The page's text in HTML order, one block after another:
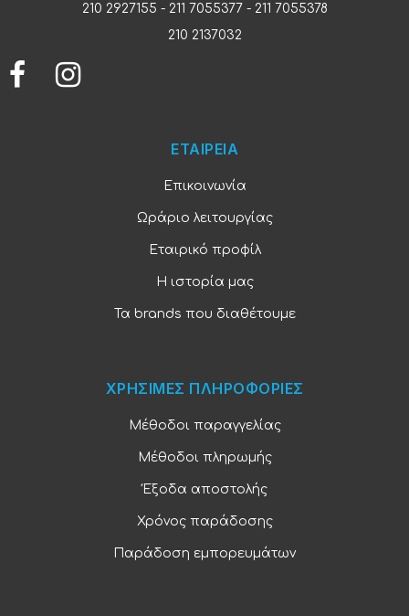
210 2927155 - 211 7055377- 211 7055378
210 2137032
ΕΤΑΙΡΕΙΑ
Επικοινωνία
Ωράριο λειτουργίας
Εταιρικό προφίλ
Η ιστορία μας
Τα brands που διαθέτουμε
ΧΡΗΣΙΜΕΣ ΠΛΗΡΟΦΟΡΙΕΣ
Μέθοδοι παραγγελίας
Μέθοδοι πληρωμής
Έξοδα αποστολής
Χρόνος παράδοσης
Παράδοση εμπορευμάτων